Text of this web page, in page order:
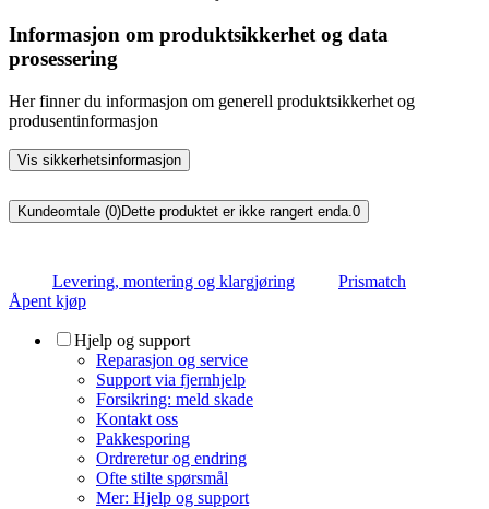
Informasjon om produktsikkerhet og data
prosessering
Her finner du informasjon om generell produktsikkerhet og
produsentinformasjon
Vis sikkerhetsinformasjon
Kundeomtale (0)Dette produktet er ikke rangert enda. 0
Levering, montering og klargjøring
Prismatch
Åpent kjøp
Hjelp og support
Reparasjon og service
Support via fjernhjelp
Forsikring: meld skade
Kontakt oss
Pakkesporing
Ordreretur og endring
Ofte stilte spørsmål
Mer: Hjelp og support